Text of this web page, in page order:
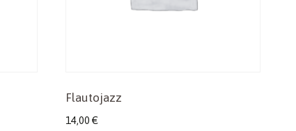
Flautojazz
14,00 €